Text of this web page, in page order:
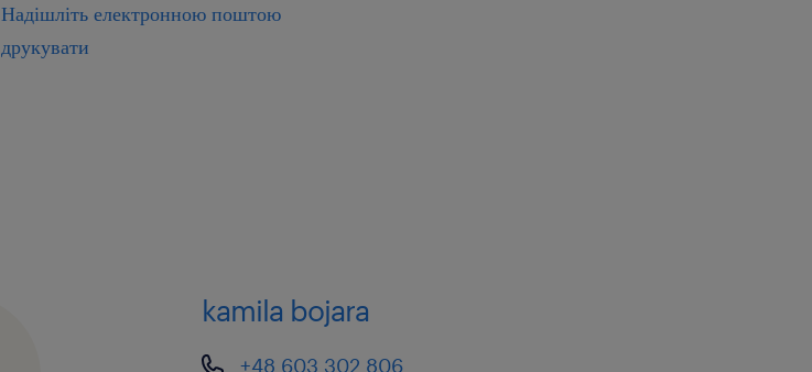
Надішліть електронною поштою
друкувати
kamila bojara
+48 603 302 806